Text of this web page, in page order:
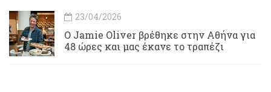
23/04/2026
Ο Jamie Oliver βρέθηκε στην Αθήνα για
48 ώρες και μας έκανε το τραπέζι